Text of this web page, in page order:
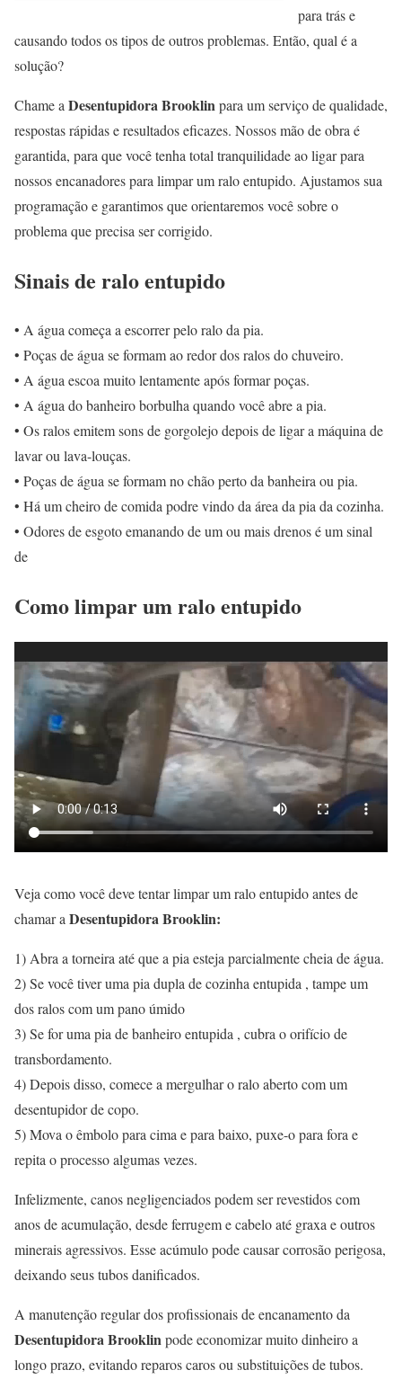
para trás e
causando todos os tipos de outros problemas. Então, qual é a
solução?
Chame a Desentupidora Brooklinpara um serviço de qualidade,
respostas rápidas e resultados eficazes. Nossos mão de obra é
garantida, para que você tenha total tranquilidade ao ligar para
nossos encanadores para limpar um ralo entupido. Ajustamos sua
programação e garantimos que orientaremos você sobre o
problema que precisa ser corrigido.
Sinais de ralo entupido
• A água começa a escorrer pelo ralo da pia.
• Poças de água se formam ao redor dos ralos do chuveiro.
• A água escoa muito lentamente após formar poças.
• A água do banheiro borbulha quando você abre a pia.
• Os ralos emitem sons de gorgolejo depois de ligar a máquina de
lavar ou lava-louças.
• Poças de água se formam no chão perto da banheira ou pia.
• Há um cheiro de comida podre vindo da área da pia da cozinha.
• Odores de esgoto emanando de um ou mais drenos é um sinal
de
Como limpar um ralo entupido
Veja como você deve tentar limpar um ralo entupido antes de
chamar aDesentupidora Brooklin:
1) Abra a torneira até que a pia esteja parcialmente cheia de água.
2) Se você tiver uma pia dupla de cozinha entupida , tampe um
dos ralos com um pano úmido
3) Se for uma pia de banheiro entupida , cubra o orifício de
transbordamento.
4) Depois disso, comece a mergulhar o ralo aberto com um
desentupidor de copo.
5) Mova o êmbolo para cima e para baixo, puxe-o para fora e
repita o processo algumas vezes.
Infelizmente, canos negligenciados podem ser revestidos com
anos de acumulação, desde ferrugem e cabelo até graxa e outros
minerais agressivos. Esse acúmulo pode causar corrosão perigosa,
deixando seus tubos danificados.
A manutenção regular dos profissionais de encanamento da
Desentupidora Brooklinpode economizar muito dinheiro a
longo prazo, evitando reparos caros ou substituições de tubos.